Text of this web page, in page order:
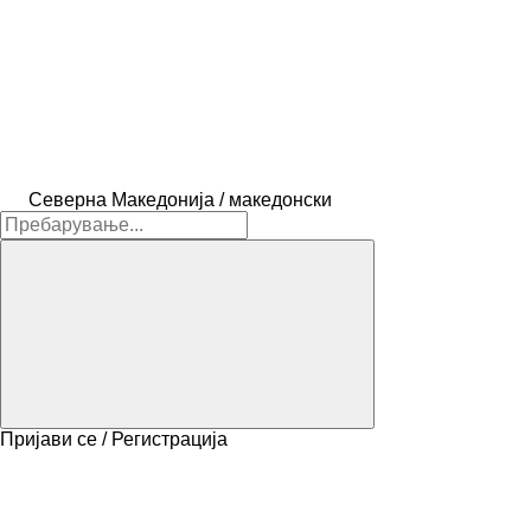
Северна Македонија / македонски
Пријави се / Регистрација